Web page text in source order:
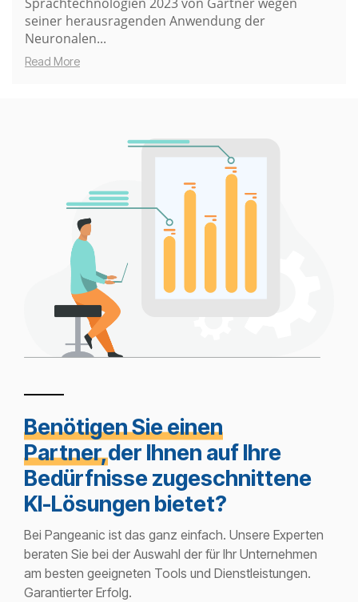
seiner herausragenden Anwendung der
Neuronalen...
Read More
Benötigen Sie einen
Partner,der Ihnen auf Ihre
Bedürfnisse zugeschnittene
KI-Lösungen bietet?
Bei Pangeanic ist das ganz einfach. Unsere Experten
beraten Sie bei der Auswahl der für Ihr Unternehmen
am besten geeigneten Tools und Dienstleistungen.
Garantierter Erfolg.